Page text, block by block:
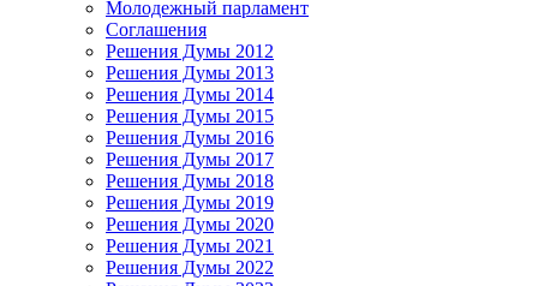
Молодежный парламент
Соглашения
Решения Думы 2012
Решения Думы 2013
Решения Думы 2014
Решения Думы 2015
Решения Думы 2016
Решения Думы 2017
Решения Думы 2018
Решения Думы 2019
Решения Думы 2020
Решения Думы 2021
Решения Думы 2022